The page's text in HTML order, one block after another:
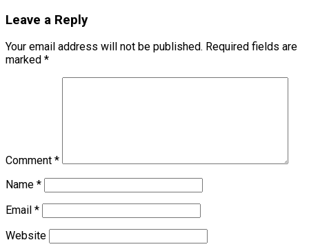
Leave a Reply
Your email address will not be published. Required fields are
marked *
Comment *
Name *
Email *
Website